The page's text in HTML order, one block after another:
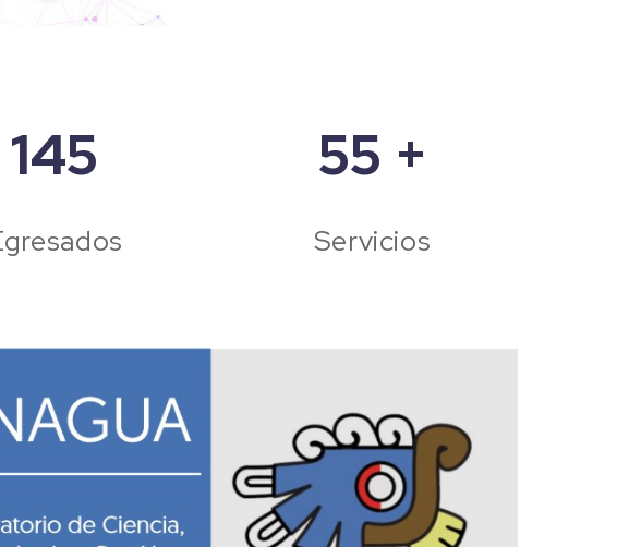
170 55 +
Servicios